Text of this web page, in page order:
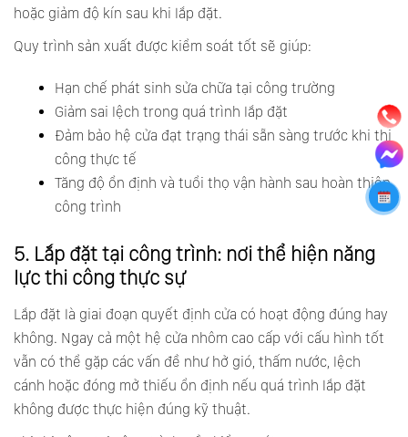
hoặc giảm độ kín sau khi lắp đặt.
Quy trình sản xuất được kiểm soát tốt sẽ giúp:
Hạn chế phát sinh sửa chữa tại công trường
Giảm sai lệch trong quá trình lắp đặt
Đảm bảo hệ cửa đạt trạng thái sẵn sàng trước khi thi
công thực tế
Tăng độ ổn định và tuổi thọ vận hành sau hoàn thiện
công trình
5. Lắp đặt tại công trình: nơi thể hiện năng
lực thi công thực sự
Lắp đặt là giai đoạn quyết định cửa có hoạt động đúng hay
không. Ngay cả một hệ cửa nhôm cao cấp với cấu hình tốt
vẫn có thể gặp các vấn đề như hở gió, thấm nước, lệch
cánh hoặc đóng mở thiếu ổn định nếu quá trình lắp đặt
không được thực hiện đúng kỹ thuật.